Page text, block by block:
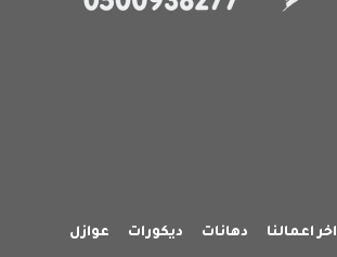
اخر اعمالنا دهانات ديكورات عوازل